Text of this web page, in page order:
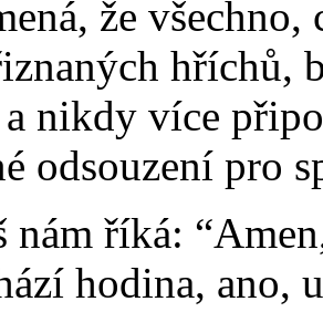
že
hříchů,
nikdy více
odsouzení pro
nám říká:
hodina, ano,